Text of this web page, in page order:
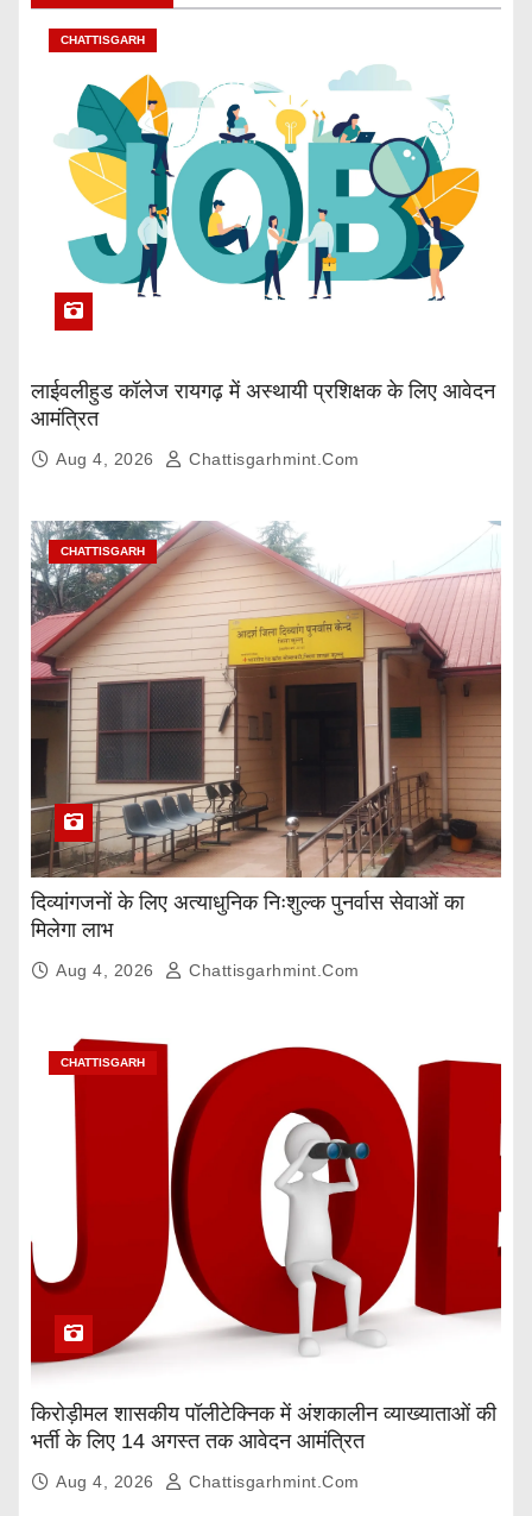
CHATTISGARH
लाईवलीहुड कॉलेज रायगढ़ में अस्थायी प्रशिक्षक के लिए आवेदन
आमंत्रित
Aug 4, 2026 Chattisgarhmint.com
CHATTISGARH
दिव्यांगजनों के लिए अत्याधुनिक निःशुल्क पुनर्वास सेवाओं का
मिलेगा लाभ
Aug 4, 2026 Chattisgarhmint.com
CHATTISGARH
किरोड़ीमल शासकीय पॉलीटेक्निक में अंशकालीन व्याख्याताओं की
भर्ती के लिए 14 अगस्त तक आवेदन आमंत्रित
Aug 4, 2026 Chattisgarhmint.com